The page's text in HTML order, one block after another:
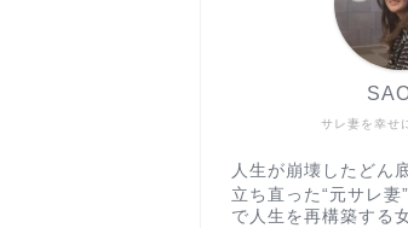
サレ妻を幸せ
人生が崩壊したどん
立ち直った“元サレ
で人生を再構築する